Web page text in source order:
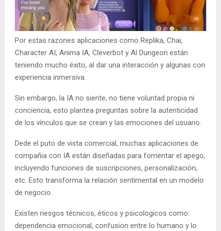
Por estas razones aplicaciones como Replika, Chai,
Character AI, Anima IA, Cleverbot y Al Dungeon están
teniendo mucho éxito, al dar una interacción y algunas con
experiencia inmersiva.
Sin embargo, la IA no siente, no tiene voluntad propia ni
conciencia, esto plantea preguntas sobre la autenticidad
de los vínculos que se crean y las emociones del usuario.
Dede el puto de vista comercial, muchas aplicaciones de
compañia con IA están diseñadas para fomentar el apego,
incluyendo funciones de suscripciones, personalización,
etc. Esto transforma la relación sentimental en un modelo
de negocio.
Existen riesgos técnicos, éticos y psicologicos como:
dependencia emocional, confusion entre lo humano y lo